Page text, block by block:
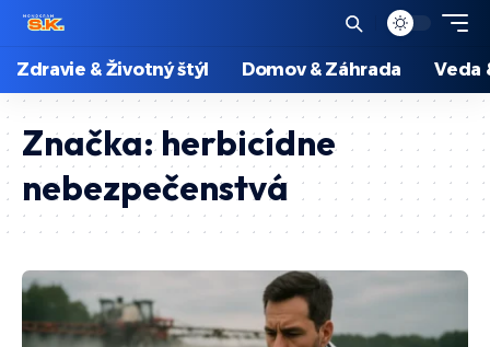
Zdravie & Životný štýl Domov & Záhrada Veda
Značka:herbicídne
nebezpečenstvá